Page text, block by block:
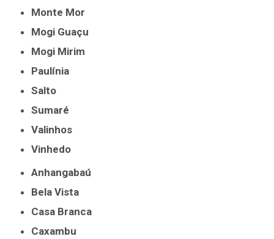
Monte Mor
Mogi Guaçu
Mogi Mirim
Paulínia
Salto
Sumaré
Valinhos
Vinhedo
Anhangabaú
Bela Vista
Casa Branca
Caxambu